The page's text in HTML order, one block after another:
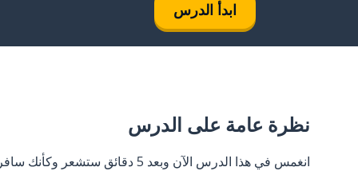
ابدأ الدرس
نظرة عامة على الدرس
انغمس في هذا الدرس الآن وبعد 5 دقائق ستشعر وكأنك سافرت إلى إسبانيا وعدت مرة أخرى.